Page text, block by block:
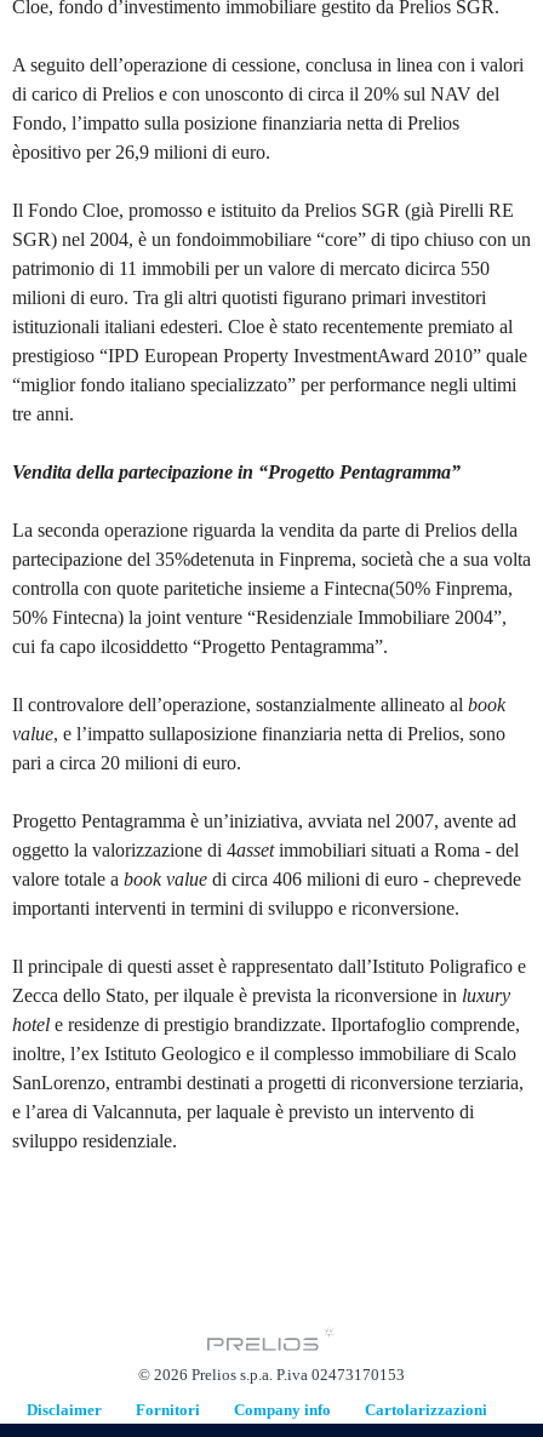
Cloe, fondo d’investimento immobiliare gestito da Prelios SGR.
A seguito dell’operazione di cessione, conclusa in linea con i valori
di carico di Prelios e con unosconto di circa il 20% sul NAV del
Fondo, l’impatto sulla posizione finanziaria netta di Prelios
èpositivo per 26,9 milioni di euro.
Il Fondo Cloe, promosso e istituito da Prelios SGR (già Pirelli RE
SGR) nel 2004, è un fondoimmobiliare “core” di tipo chiuso con un
patrimonio di 11 immobili per un valore di mercato dicirca 550
milioni di euro. Tra gli altri quotisti figurano primari investitori
istituzionali italiani edesteri. Cloe è stato recentemente premiato al
prestigioso “IPD European Property InvestmentAward 2010” quale
“miglior fondo italiano specializzato” per performance negli ultimi
tre anni.
Vendita della partecipazione in “Progetto Pentagramma”
La seconda operazione riguarda la vendita da parte di Prelios della
partecipazione del 35%detenuta in Finprema, società che a sua volta
controlla con quote paritetiche insieme a Fintecna(50% Finprema,
50% Fintecna) la joint venture “Residenziale Immobiliare 2004”,
cui fa capo ilcosiddetto “Progetto Pentagramma”.
Il controvalore dell’operazione, sostanzialmente allineato al book
value, e l’impatto sullaposizione finanziaria netta di Prelios, sono
pari a circa 20 milioni di euro.
Progetto Pentagramma è un’iniziativa, avviata nel 2007, avente ad
oggetto la valorizzazione di 4assetimmobiliari situati a Roma - del
valore totale a book value di circa 406 milioni di euro - cheprevede
importanti interventi in termini di sviluppo e riconversione.
Il principale di questi asset è rappresentato dall’Istituto Poligrafico e
Zecca dello Stato, per ilquale è prevista la riconversione in luxury
hotel e residenze di prestigio brandizzate. Ilportafoglio comprende,
inoltre, l’ex Istituto Geologico e il complesso immobiliare di Scalo
SanLorenzo, entrambi destinati a progetti di riconversione terziaria,
e l’area di Valcannuta, per laquale è previsto un intervento di
sviluppo residenziale.
© 2026 Prelios s.p.a. P.iva 02473170153
Disclaimer
Fornitori Company info
Cartolarizzazioni